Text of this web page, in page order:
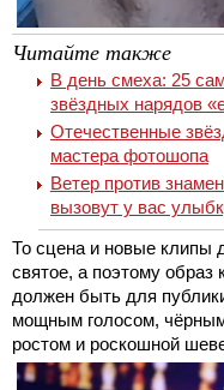
Читайте также
В день смеха: 25
звёздных нарядов
Отечественные
мастера фотошопа
Ветер против
вызовут у вас
То сцена и новые клипы
святое, а поэтому образ
должен быть для
мощным голосом,
ростом и роскошной